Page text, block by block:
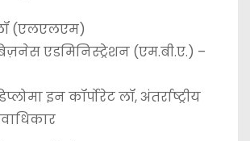
(एलएलएम)
एडमिनिस्ट्रेशन (एम.बी.ए.) –
इन कॉर्पोरेट लॉ, अंतर्राष्ट्रीय